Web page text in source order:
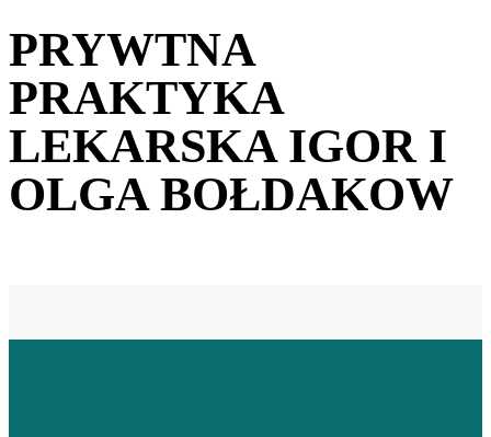
PRYWTNA
PRAKTYKA
LEKARSKA IGOR I
OLGA BOŁDAKOW